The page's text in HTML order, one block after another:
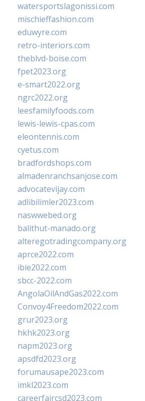
watersportslagonissi.com
mischieffashion.com
eduwyre.com
retro-interiors.com
theblvd-boise.com
fpet2023.org
e-smart2022.org
ngrc2022.org
leesfamilyfoods.com
lewis-lewis-cpas.com
eleontennis.com
cyetus.com
bradfordshops.com
almadenranchsanjose.com
advocatevijay.com
adlibilimler2023.com
naswwebed.org
balithut-manado.org
alteregotradingcompany.org
aprce2022.com
ibie2022.com
sbcc-2022.com
AngolaOilAndGas2022.com
Convoy4Freedom2022.com
grur2023.org
hkhk2023.org
napm2023.org
apsdfd2023.org
forumausape2023.com
imkl2023.com
careerfaircsd2023.com